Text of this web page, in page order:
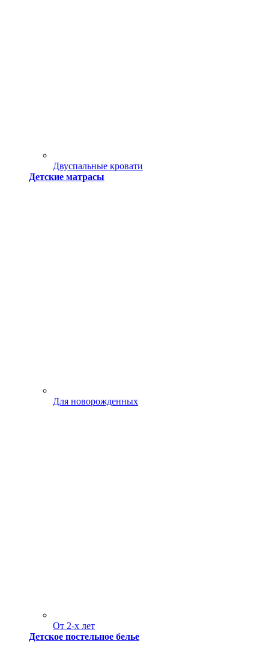
Двуспальные кровати
Детские матрасы
Для новорожденных
От 2-х лет
Детское постельное белье